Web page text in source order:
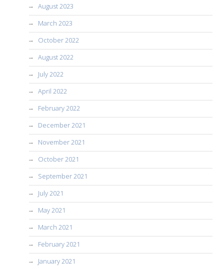
August 2023
March 2023
October 2022
August 2022
July 2022
April 2022
February 2022
December 2021
November 2021
October 2021
September 2021
July 2021
May 2021
March 2021
February 2021
January 2021